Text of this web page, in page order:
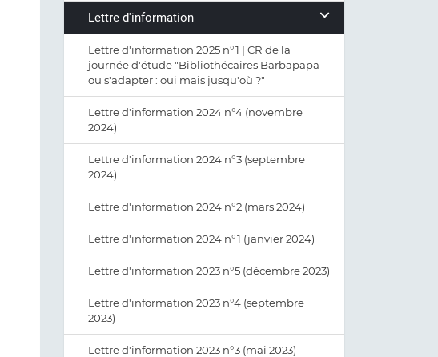
Lettre d'information
Lettre d'information 2025 n°1 | CR de la
journée d'étude "Bibliothécaires Barbapapa
ou s'adapter : oui mais jusqu'où ?"
Lettre d'information 2024 n°4 (novembre
2024)
Lettre d'information 2024 n°3 (septembre
2024)
Lettre d'information 2024 n°2 (mars 2024)
Lettre d'information 2024 n°1 (janvier 2024)
Lettre d'information 2023 n°5 (décembre 2023)
Lettre d'information 2023 n°4 (septembre
2023)
Lettre d'information 2023 n°3 (mai 2023)